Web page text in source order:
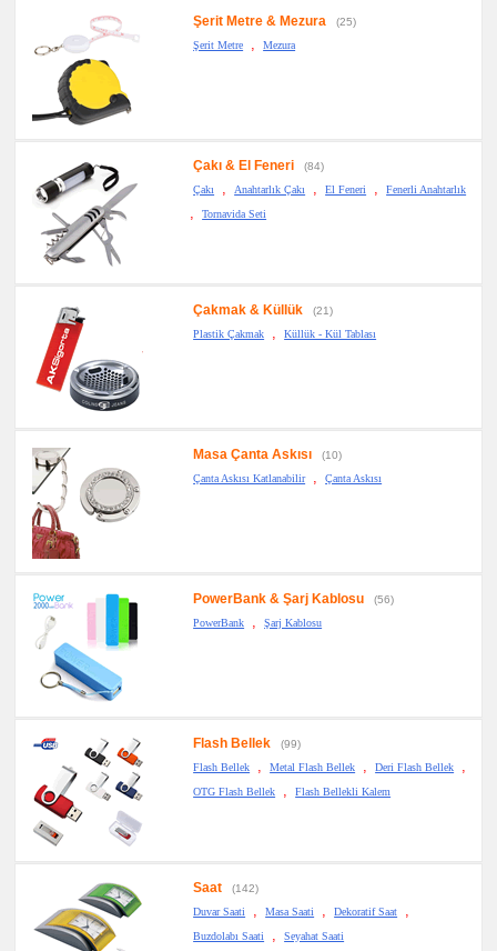
Şerit Metre & Mezura
(25)
Şerit Metre
, Mezura
Çakı & El Feneri
(84)
Çakı
, Anahtarlık Çakı , El Feneri , Fenerli Anahtarlık
, Tornavida Seti
Çakmak & Küllük
(21)
Plastik Çakmak
, Küllük - Kül Tablası
Masa Çanta Askısı
(10)
Çanta Askısı Katlanabilir
, Çanta Askısı
PowerBank & Şarj Kablosu
(56)
PowerBank
, Şarj Kablosu
Flash Bellek
(99)
Flash Bellek
, Metal Flash Bellek , Deri Flash Bellek ,
OTG Flash Bellek , Flash Bellekli Kalem
Saat
(142)
Duvar Saati
, Masa Saati , Dekoratif Saat ,
Buzdolabı Saati , Seyahat Saati